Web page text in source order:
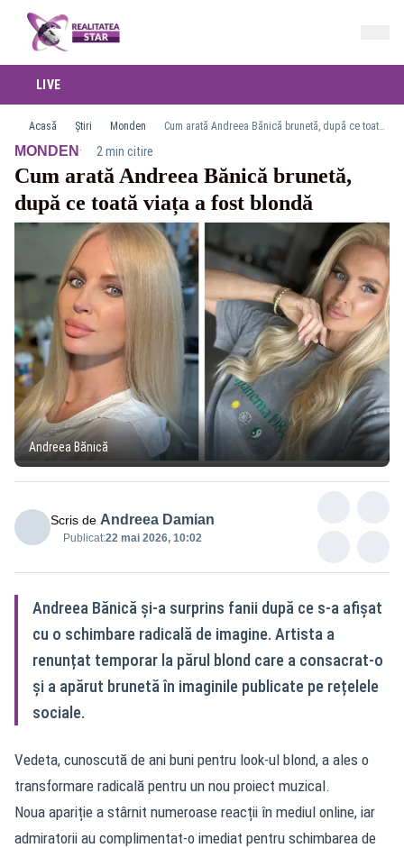
LIVE
Acasă Știri Monden Cum arată Andreea Bănică brunetă, după ce toată viața a fost blondă
MONDEN · 2 min citire
Cum arată Andreea Bănică brunetă,
după ce toată viața a fost blondă
Andreea Bănică
Scris de Andreea Damian
Publicat:22 mai 2026, 10:02
Andreea Bănică și-a surprins fanii după ce s-a afișat
cu o schimbare radicală de imagine. Artista a
renunțat temporar la părul blond care a consacrat-o
și a apărut brunetă în imaginile publicate pe rețelele
sociale.
Vedeta, cunoscută de ani buni pentru look-ul blond, a ales o
transformare radicală pentru un nou proiect muzical.
Noua apariție a stârnit numeroase reacții în mediul online, iar
admiratorii au complimentat-o imediat pentru schimbarea de